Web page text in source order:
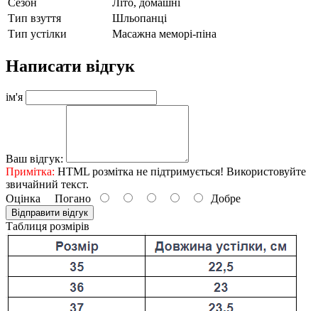
Тип взуття
Шльопанці
Тип устілки
Масажна меморі-піна
Написати відгук
ім'я
Ваш відгук:
Примітка: HTML розмітка не підтримується! Використовуйте
звичайний текст.
Оцінка Погано Добре
Відправити відгук
Таблиця розмірів